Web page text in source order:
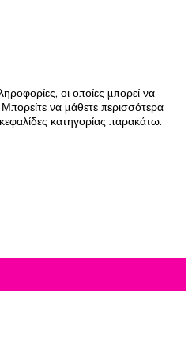
οι οποίες μπορεί να
να μάθετε περισσότερα
κατηγορίας παρακάτω.